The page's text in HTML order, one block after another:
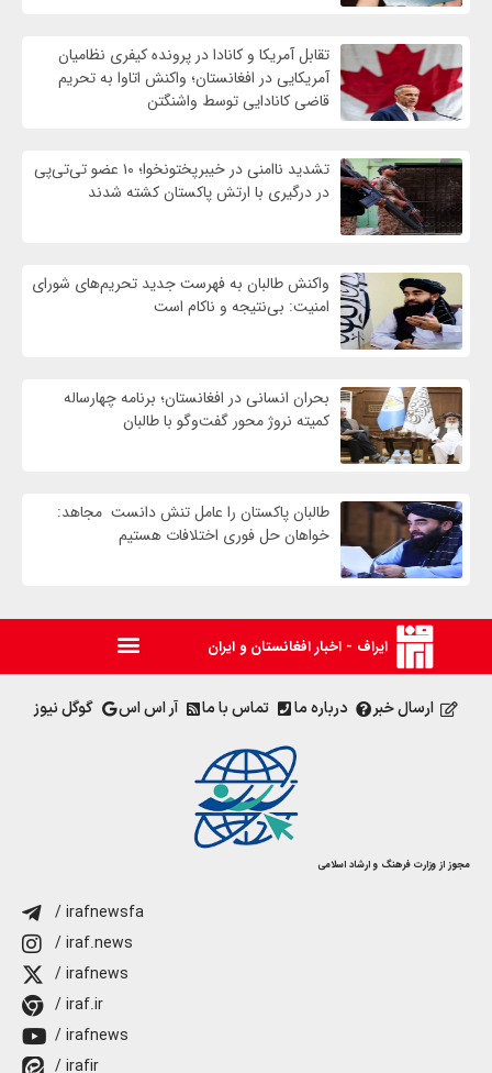
تقابل آمریکا و کانادا در پرونده کیفری نظامیان
آمریکایی در افغانستان؛ واکنش اتاوا به تحریم
قاضی کانادایی توسط واشنگتن
تشدید ناامنی در خیبرپختونخوا؛ ۱۰ عضو تی‌تی‌پی
در درگیری با ارتش پاکستان کشته شدند
واكنش طالبان به فهرست جدید تحریم‌های شورای
امنیت: بی‌نتیجه و ناکام است
بحران انسانی در افغانستان؛ برنامه چهار‌ساله
کمیته نروژ محور گفت‌وگو با طالبان
طالبان پاکستان را عامل تنش دانست مجاهد:
خواهان حل فوری اختلافات هستیم
ایراف - اخبار افغانستان و ایران
ارسال خبر درباره ما تماس با ما آر اس اس گوگل نیوز
مجوز از وزارت فرهنگ و ارشاد اسلامی
/ irafnewsfa
/ iraf.news
/ irafnews
/ iraf.ir
/ irafnews
/ irafir